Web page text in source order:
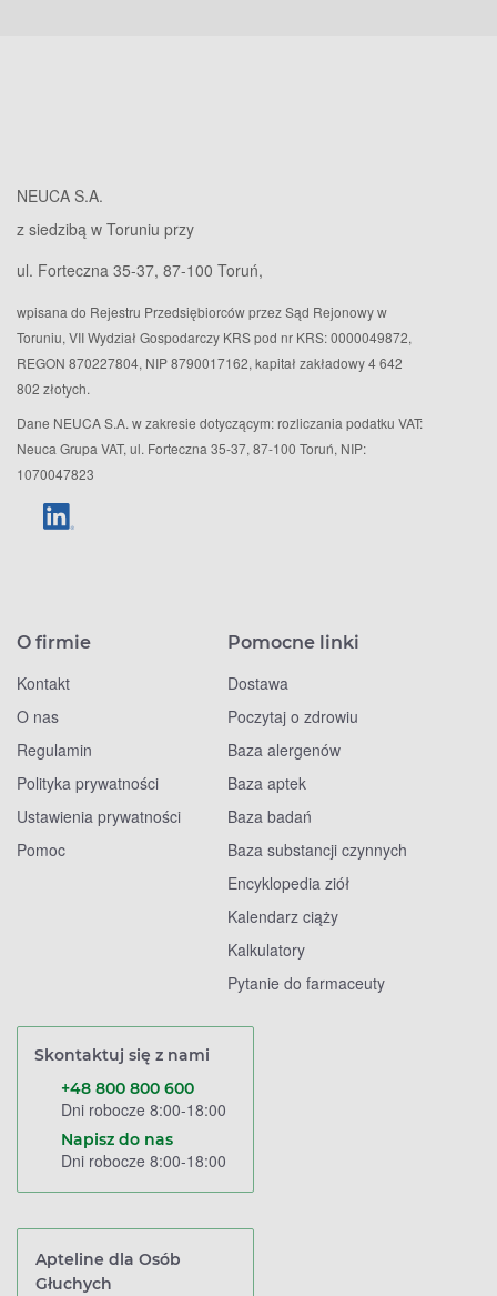
NEUCA S.A.
z siedzibą w Toruniu przy
ul. Forteczna 35-37, 87-100 Toruń,
wpisana do Rejestru Przedsiębiorców przez Sąd Rejonowy w
Toruniu, VII Wydział Gospodarczy KRS pod nr KRS: 0000049872,
REGON 870227804, NIP 8790017162, kapitał zakładowy 4 642
802 złotych.
Dane NEUCA S.A. w zakresie dotyczącym: rozliczania podatku VAT:
Neuca Grupa VAT, ul. Forteczna 35-37, 87-100 Toruń, NIP:
1070047823
O firmie
Kontakt
O nas
Regulamin
Polityka prywatności
Ustawienia prywatności
Pomoc
Pomocne linki
Dostawa
Poczytaj o zdrowiu
Baza alergenów
Baza aptek
Baza badań
Baza substancji czynnych
Encyklopedia ziół
Kalendarz ciąży
Kalkulatory
Pytanie do farmaceuty
Skontaktuj się z nami
+48 800 800 600
Dni robocze 8:00-18:00
Napisz do nas
Dni robocze 8:00-18:00
Apteline dla Osób
Głuchych